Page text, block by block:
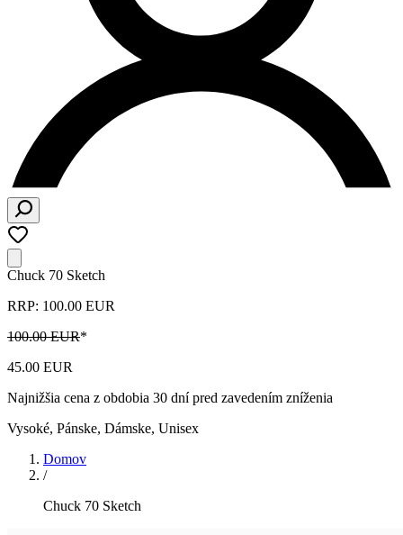
Chuck 70 Sketch
RRP: 100.00 EUR
100.00 EUR*
45.00 EUR
Najnižšia cena z obdobia 30 dní pred zavedením zníženia
Vysoké, Pánske, Dámske, Unisex
Domov
/
Chuck 70 Sketch